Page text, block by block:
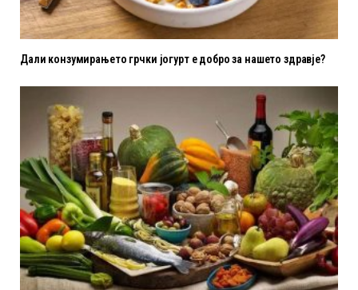
Дали конзумирањето грчки јогурт е добро за нашето здравје?